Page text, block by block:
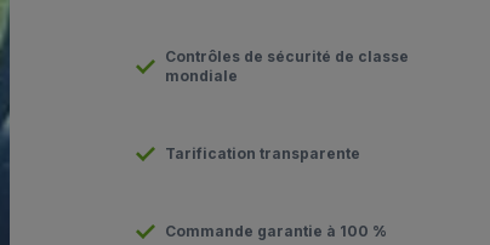
Contrôles de sécurité de classe
mondiale
Tarification transparente
Commande garantie à 100 %